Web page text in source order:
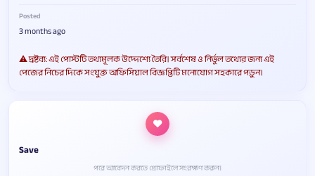
Posted
3 months ago
⚠️ দ্রষ্টব্য: এই পোস্টটি তথ্যমূলক উদ্দেশ্যে তৈরি। সর্বশেষ ও নির্ভুল তথ্যের জন্য এই
পেজের নিচের দিকে সংযুক্ত অফিসিয়াল বিজ্ঞপ্তিটি মনোযোগ সহকারে পড়ুন।
Save
পরে আবেদন করতে প্রোফাইলে সংরক্ষণ করুন।